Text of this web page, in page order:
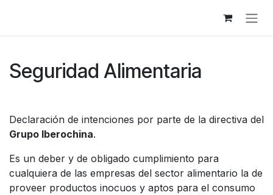
Seguridad Alimentaria
Declaración de intenciones por parte de la directiva del
Grupo Iberochina.
Es un deber y de obligado cumplimiento para
cualquiera de las empresas del sector alimentario la de
proveer productos inocuos y aptos para el consumo